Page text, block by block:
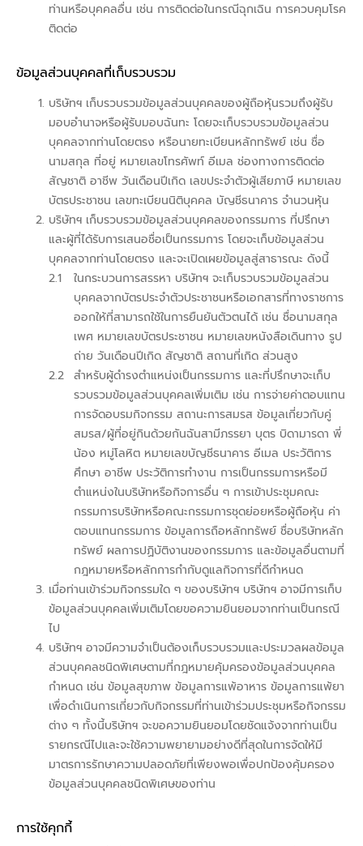
ท่านหรือบุคคลอื่น เช่น การติดต่อในกรณีฉุกเฉิน การควบคุมโรค
ติดต่อ
ข้อมูลส่วนบุคคลที่เก็บรวบรวม
บริษัทฯ เก็บรวบรวมข้อมูลส่วนบุคคลของผู้ถือหุ้นรวมถึงผู้รับ
มอบอำนาจหรือผู้รับมอบฉันทะ โดยจะเก็บรวบรวมข้อมูลส่วน
บุคคลจากท่านโดยตรง หรือนายทะเบียนหลักทรัพย์ เช่น ชื่อ
นามสกุล ที่อยู่ หมายเลขโทรศัพท์ อีเมล ช่องทางการติดต่อ
สัญชาติ อาชีพ วันเดือนปีเกิด เลขประจำตัวผู้เสียภาษี หมายเลข
บัตรประชาชน เลขทะเบียนนิติบุคคล บัญชีธนาคาร จำนวนหุ้น
บริษัทฯ เก็บรวบรวมข้อมูลส่วนบุคคลของกรรมการ ที่ปรึกษา
และผู้ที่ได้รับการเสนอชื่อเป็นกรรมการ โดยจะเก็บข้อมูลส่วน
บุคคลจากท่านโดยตรง และจะเปิดเผยข้อมูลสู่สาธารณะ ดังนี้
2.1
ในกระบวนการสรรหา บริษัทฯ จะเก็บรวบรวมข้อมูลส่วน
บุคคลจากบัตรประจำตัวประชาชนหรือเอกสารที่ทางราชการ
ออกให้ที่สามารถใช้ในการยืนยันตัวตนได้ เช่น ชื่อนามสกุล
เพศ หมายเลขบัตรประชาชน หมายเลขหนังสือเดินทาง รูป
ถ่าย วันเดือนปีเกิด สัญชาติ สถานที่เกิด ส่วนสูง
2.2 สำหรับผู้ดำรงตำแหน่งเป็นกรรมการ และที่ปรึกษาจะเก็บ
รวบรวมข้อมูลส่วนบุคคลเพิ่มเติม เช่น การจ่ายค่าตอบแทน
การจัดอบรมกิจกรรม สถานะการสมรส ข้อมูลเกี่ยวกับคู่
สมรส/ผู้ที่อยู่กินด้วยกันฉันสามีภรรยา บุตร บิดามารดา พี่
น้อง หมู่โลหิต หมายเลขบัญชีธนาคาร อีเมล ประวัติการ
ศึกษา อาชีพ ประวัติการทำงาน การเป็นกรรมการหรือมี
ตำแหน่งในบริษัทหรือกิจการอื่น ๆ การเข้าประชุมคณะ
กรรมการบริษัทหรือคณะกรรมการชุดย่อยหรือผู้ถือหุ้น ค่า
ตอบแทนกรรมการ ข้อมูลการถือหลักทรัพย์ ชื่อบริษัทหลัก
ทรัพย์ ผลการปฏิบัติงานของกรรมการ และข้อมูลอื่นตามที่
กฎหมายหรือหลักการกำกับดูแลกิจการที่ดีกำหนด
เมื่อท่านเข้าร่วมกิจกรรมใด ๆ ของบริษัทฯ บริษัทฯ อาจมีการเก็บ
ข้อมูลส่วนบุคคลเพิ่มเติมโดยขอความยินยอมจากท่านเป็นกรณี
ไป
บริษัทฯ อาจมีความจำเป็นต้องเก็บรวบรวมและประมวลผลข้อมูล
ส่วนบุคคลชนิดพิเศษตามที่กฎหมายคุ้มครองข้อมูลส่วนบุคคล
กำหนด เช่น ข้อมูลสุขภาพ ข้อมูลการแพ้อาหาร ข้อมูลการแพ้ยา
เพื่อดำเนินการเกี่ยวกับกิจกรรมที่ท่านเข้าร่วมประชุมหรือกิจกรรม
ต่าง ๆ ทั้งนี้บริษัทฯ จะขอความยินยอมโดยชัดแจ้งจากท่านเป็น
รายกรณีไปและจะใช้ความพยายามอย่างดีที่สุดในการจัดให้มี
มาตรการรักษาความปลอดภัยที่เพียงพอเพื่อปกป้องคุ้มครอง
ข้อมูลส่วนบุคคลชนิดพิเศษของท่าน
การใช้คุกกี้